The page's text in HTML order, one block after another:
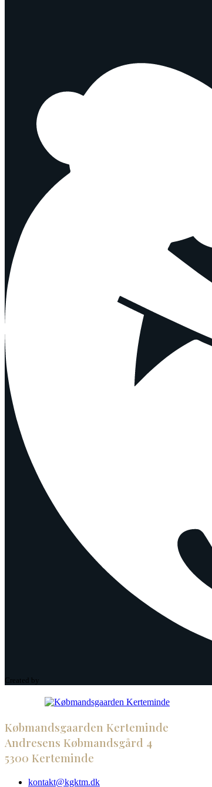
Created by
Købmandsgaarden Kerteminde
Andresens Købmandsgård 4
5300 Kerteminde
kontakt@kgktm.dk